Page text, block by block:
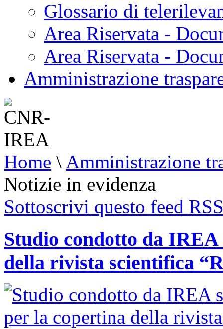
Glossario di
Area Riservata -
Area Riservata -
Amministrazione
Home \ Amministrazione
Notizie in evidenza
Sottoscrivi questo feed RSS
Studio condotto da
della rivista scientifica